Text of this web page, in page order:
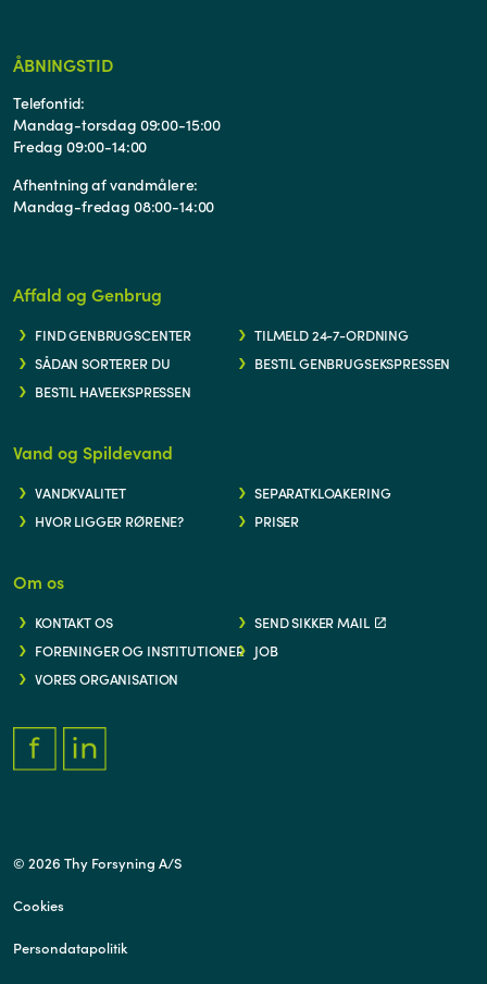
ÅBNINGSTID
Telefontid:
Mandag-torsdag 09:00-15:00
Fredag 09:00-14:00
Afhentning af vandmålere:
Mandag-fredag 08:00-14:00
Affald og Genbrug
FIND GENBRUGSCENTER
TILMELD 24-7-ORDNING
SÅDAN SORTERER DU
BESTIL GENBRUGSEKSPRESSEN
BESTIL HAVEEKSPRESSEN
Vand og Spildevand
VANDKVALITET
SEPARATKLOAKERING
HVOR LIGGER RØRENE?
PRISER
Om os
KONTAKT OS
SEND SIKKER MAIL
FORENINGER OG INSTITUTIONER JOB
VORES ORGANISATION
© 2026 Thy Forsyning A/S
Cookies
Persondatapolitik